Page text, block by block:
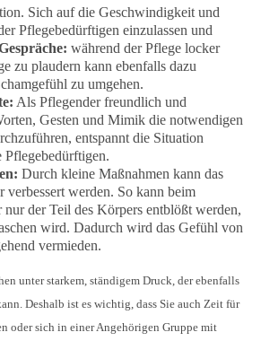
Sich auf die Geschwindigkeit und
Pflegebedürftigen einzulassen und
während der Pflege locker
zu plaudern kann ebenfalls dazu
zu umgehen.
Als Pflegender freundlich und
Gesten und Mimik die notwendigen
entspannt die Situation
Pflegebedürftigen.
Durch kleine Maßnahmen kann das
verbessert werden. So kann beim
nur der Teil des Körpers entblößt werden,
wird. Dadurch wird das Gefühl von
vermieden.
unter starkem, ständigem Druck, der ebenfalls
Deshalb ist es wichtig, dass Sie auch Zeit für
oder sich in einer Angehörigen Gruppe mit